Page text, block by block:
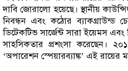
দাবি জোরালো হয়েছে। স্থানীয়
নিবন্ধন এবং কঠোর ব্যাকগ্রাউন্ড
ডিটেকটিভ সার্জেন্ট সারা ইয়েমস
সাহসিকতার প্রশংসা করেছেন।
‘অপারেশন স্পেয়ারব্যাঙ্ক’ এই